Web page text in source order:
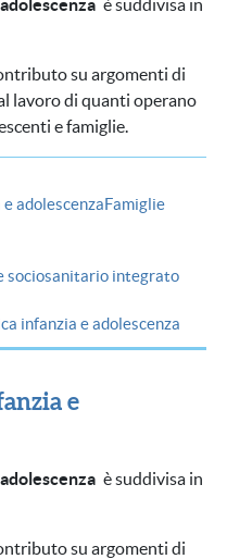
è suddivisa in
su argomenti di
lavoro di quanti operano
e famiglie.
adolescenzaFamiglie
sociosanitario integrato
infanzia e adolescenza
e
è suddivisa in
su argomenti di